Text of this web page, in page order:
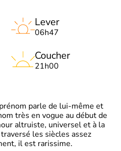
Lever
06h47
Coucher
21h00
parle de lui-même et
très en vogue au début de
altruiste, universel et à la
les siècles assez
il est rarissime.